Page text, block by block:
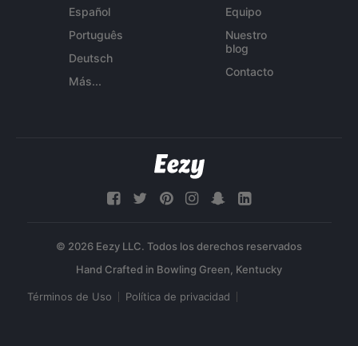
Español
Português
Deutsch
Más...
Equipo
Nuestro
blog
Contacto
© 2026 Eezy LLC. Todos los derechos reservados
Términos de Uso Política de privacidad